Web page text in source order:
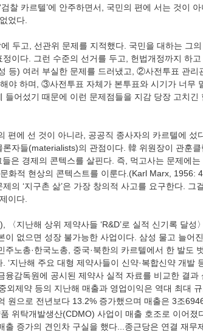
찰 카르텔’에 안주하면서, 국민의 편에 서는 것이
었다.
두고, 선관위 문제를 지적했다. 국민을 대하는 그
이다. 그런 수준의 선거를 두고, 헌법개정까지 하
등) 여러 부실한 문제를 드러냈고, ②사전투표 관리
야 하며, ③사전투표 자체가 본투표와 시기가 너무
어섰기 때문에 이런 문제점들을 지감 당장 고치긴
편에 선 것이 아니라, 공공직 종사자의 카르텔에 섰
자들(materialists)의 관점이다. 韓 위원장이 관훈클
은 경제의 콘텍스를 살핀다. 즉, 먹고사는 문제에
화적 현상의 콘텍스트를 이룬다.(Karl Marx, 1956:
의 ‘지구촌 삶’은 가장 창의적 사고를 요구한다. 그
이다.
지난해 상위 제약사들 ‘R&D’로 실적 신기록 달성〉,
이 없으면 성장 불가능한 사업이다. 삼성 물고 늘어
주노총·한국노총, 중국·북한의 카르텔에서 한 발도
‘지난해 주요 대형 제약사들이 신약·복합신약 개발
융감독원에 공시된 제약사 실적 자료를 비교한 결과
외제약 등의 지난해 매출과 영업이익은 역대 최대
원으로 전년보다 13.2% 증가했으며 매출은 3조
위탁개발생산(CDMO) 사업이 매출 호조로 이어졌
출 증가의 견인차 구실을 했다...종근당은 연결 재무